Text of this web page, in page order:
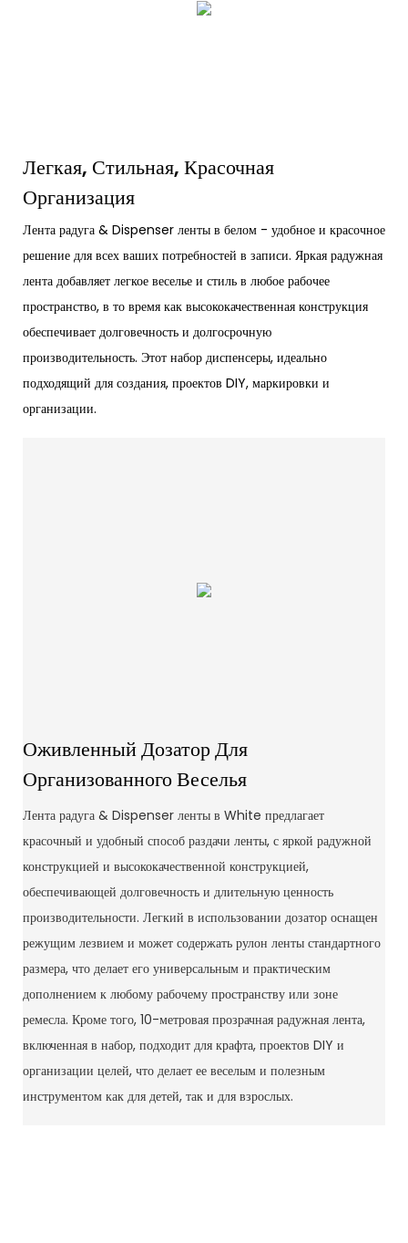
Легкая, Стильная, Красочная
Организация
Лента радуга & Dispenser ленты в белом - удобное и красочное
решение для всех ваших потребностей в записи. Яркая радужная
лента добавляет легкое веселье и стиль в любое рабочее
пространство, в то время как высококачественная конструкция
обеспечивает долговечность и долгосрочную
производительность. Этот набор диспенсеры, идеально
подходящий для создания, проектов DIY, маркировки и
организации.
Оживленный Дозатор Для
Организованного Веселья
Лента радуга & Dispenser ленты в White предлагает
красочный и удобный способ раздачи ленты, с яркой радужной
конструкцией и высококачественной конструкцией,
обеспечивающей долговечность и длительную ценность
производительности. Легкий в использовании дозатор оснащен
режущим лезвием и может содержать рулон ленты стандартного
размера, что делает его универсальным и практическим
дополнением к любому рабочему пространству или зоне
ремесла. Кроме того, 10-метровая прозрачная радужная лента,
включенная в набор, подходит для крафта, проектов DIY и
организации целей, что делает ее веселым и полезным
инструментом как для детей, так и для взрослых.